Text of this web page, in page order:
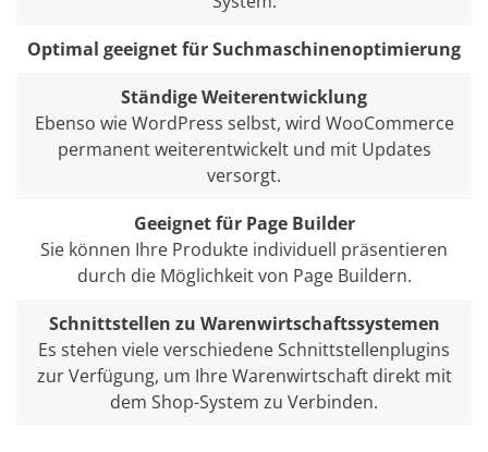
Optimal geeignet für Suchmaschinenoptimierung
Ständige Weiterentwicklung
Ebenso wie WordPress selbst, wird WooCommerce
permanent weiterentwickelt und mit Updates
versorgt.
Geeignet für Page Builder
Sie können Ihre Produkte individuell präsentieren
durch die Möglichkeit von Page Buildern.
Schnittstellen zu Warenwirtschaftssystemen
Es stehen viele verschiedene Schnittstellenplugins
zur Verfügung, um Ihre Warenwirtschaft direkt mit
dem Shop-System zu Verbinden.